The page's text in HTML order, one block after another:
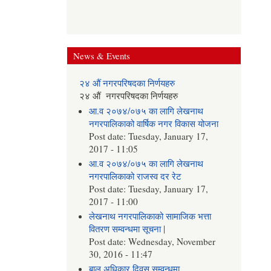
News & Events
२४ औं नगरपरिषदका निर्णयहरु
२४ औं नगरपरिषदका निर्णयहरु
आ.व २०७४/०७५ का लागि लेखनाथ
नगरपालिकाको वार्षिक नगर विकास योजना
Post date: Tuesday, January 17,
2017 - 11:05
आ.व २०७४/०७५ का लागि लेखनाथ
नगरपालिकाको राजस्व दर रेट
Post date: Tuesday, January 17,
2017 - 11:00
लेखनाथ नगरपालिकाको सामाजिक भत्ता
वितरण सम्वन्धमा सूचना |
Post date: Wednesday, November
30, 2016 - 11:47
बाल अधिकार दिवस सम्वन्धमा